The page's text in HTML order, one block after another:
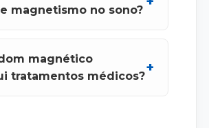
magnetismo no sono?
magnético
tratamentos médicos?